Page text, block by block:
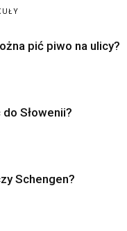
pić piwo na ulicy?
Słowenii?
Schengen?